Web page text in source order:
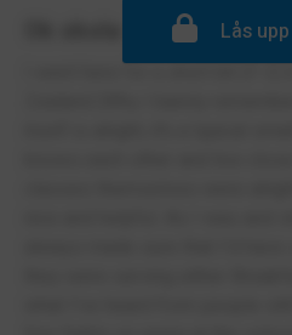
I went here for a short bit (F-2)
Lås